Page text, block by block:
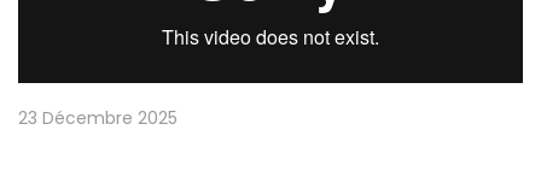
23 Décembre 2025